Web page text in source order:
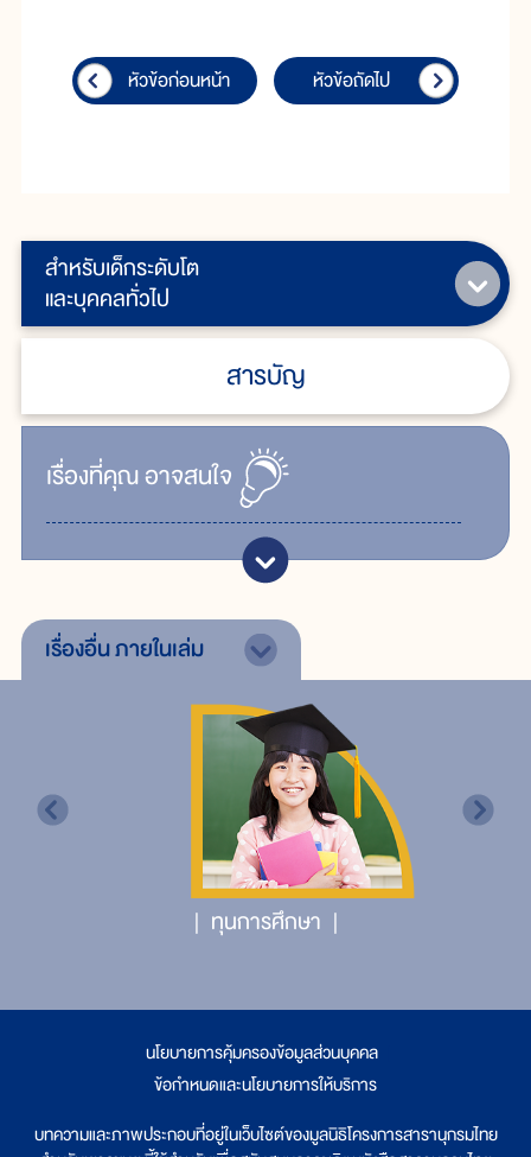
สำหรับเด็กระดับโต
และบุคคลทั่วไป
สารบัญ
เรื่ิองที่คุณอาจสนใจ
หัวข้อก่อนหน้า หัวข้อถัดไป
เรื่องอื่นภายในเล่ม
ทุนการศึกษา
นโยบายการคุ้มครองข้อมูลส่วนบุคคล
ข้อกำหนดและนโยบายการให้บริการ
บทความและภาพประกอบที่อยู่ในเว็บไซต์ของมูลนิธิโครงการสารานุกรมไทย